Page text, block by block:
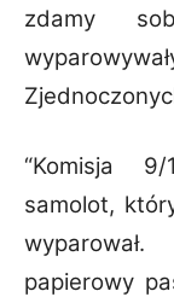
zdamy
“Komisja
samolot,
papierowy